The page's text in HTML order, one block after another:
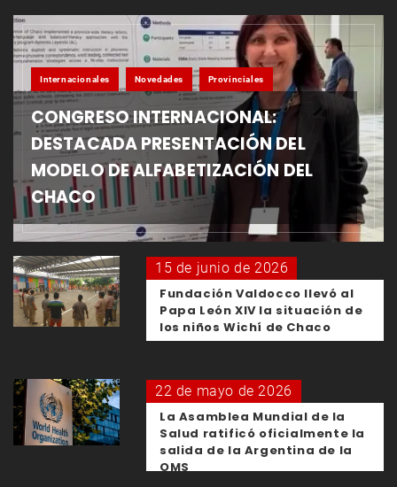
Internacionales Novedades Provinciales
CONGRESO INTERNACIONAL:
DESTACADA PRESENTACIÓN DEL
MODELO DE ALFABETIZACIÓN DEL
CHACO
15 de junio de 2026
Fundación Valdocco llevó al
Papa León XIV la situación de
los niños Wichí de Chaco
22 de mayo de 2026
La Asamblea Mundial de la
Salud ratificó oficialmente la
salida de la Argentina de la
OMS